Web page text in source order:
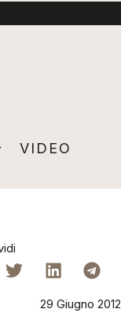
VIDEO
29 Giugno 2012